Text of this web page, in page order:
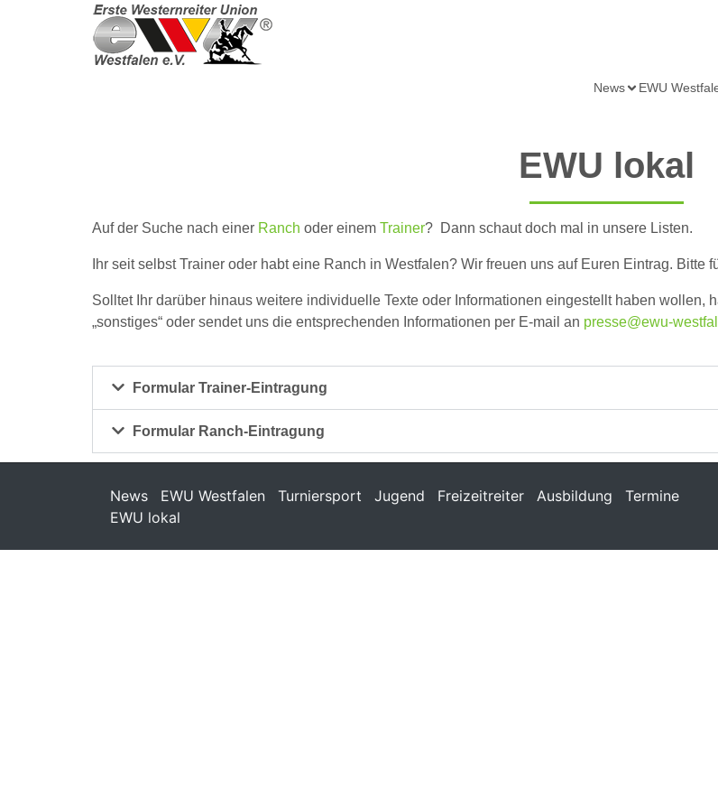
News EWU
EWU lokal
Auf der Suche nach einer Ranch oder einem Trainer? Dann schaut doch mal in unsere Listen.
Ihr seit selbst Trainer oder habt eine Ranch in Westfalen? Wir freuen uns auf Euren Eintrag. Bitte
Solltet Ihr darüber hinaus weitere individuelle Texte oder Informationen eingestellt haben wollen,
„sonstiges“ oder sendet uns die entsprechenden Informationen per E-mail an presse@ewu-
Formular Trainer-Eintragung
Formular Ranch-Eintragung
News EWU Westfalen Turniersport Jugend Freizeitreiter Ausbildung
Termine
EWU lokal